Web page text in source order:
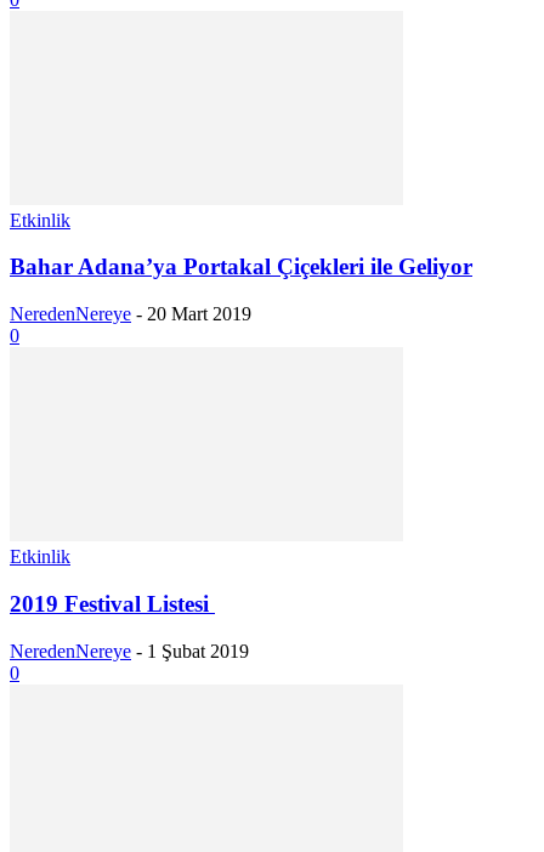
Etkinlik
Bahar Adana’ya Portakal Çiçekleri ile Geliyor
NeredenNereye - 20 Mart 2019
0
Etkinlik
2019 Festival Listesi
NeredenNereye - 1 Şubat 2019
0